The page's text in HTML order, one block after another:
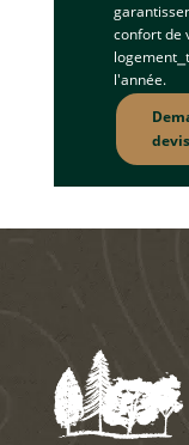
confort de
l'année.
devis